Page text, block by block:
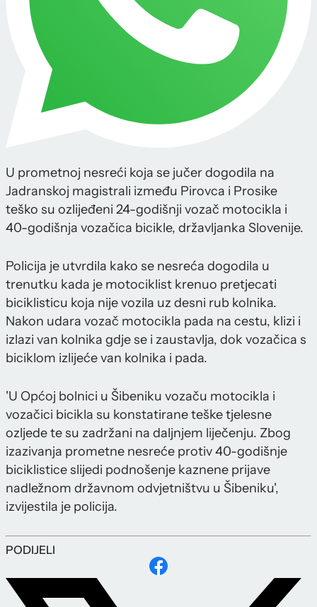
U prometnoj nesreći koja se jučer dogodila na
Jadranskoj magistrali između Pirovca i Prosike
teško su ozlijeđeni 24-godišnji vozač motocikla i
40-godišnja vozačica bicikle, državljanka Slovenije.
Policija je utvrdila kako se nesreća dogodila u
trenutku kada je motociklist krenuo pretjecati
biciklisticu koja nije vozila uz desni rub kolnika.
Nakon udara vozač motocikla pada na cestu, klizi i
izlazi van kolnika gdje se i zaustavlja, dok vozačica s
biciklom izlijeće van kolnika i pada.
'U Općoj bolnici u Šibeniku vozaču motocikla i
vozačici bicikla su konstatirane teške tjelesne
ozljede te su zadržani na daljnjem liječenju. Zbog
izazivanja prometne nesreće protiv 40-godišnje
biciklistice slijedi podnošenje kaznene prijave
nadležnom državnom odvjetništvu u Šibeniku',
izvijestila je policija.
PODIJELI